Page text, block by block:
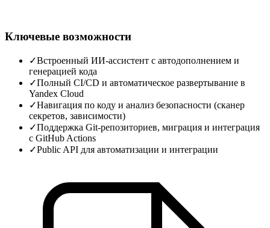
Ключевые возможности
✓Встроенный ИИ‑ассистент с автодополнением и
генерацией кода
✓Полный CI/CD и автоматическое развертывание в
Yandex Cloud
✓Навигация по коду и анализ безопасности (сканер
секретов, зависимости)
✓Поддержка Git‑репозиториев, миграция и интеграция
с GitHub Actions
✓Public API для автоматизации и интеграции